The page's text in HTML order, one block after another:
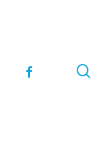
facebook